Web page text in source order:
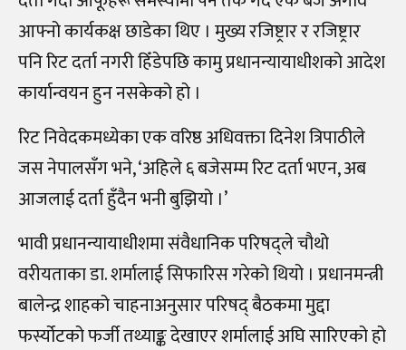
आफ्नो कार्यकक्ष छाडेका थिए । मुख्य रजिष्ट्रार र रजिष्ट्रार
पनि रिट दर्ता नगरी हिँडेपछि कामु प्रधानन्यायाधीशको आदेश
कार्यान्वयन हुन नसकेको हो ।
रिट निवेदकमध्येका एक वरिष्ठ अधिवक्ता दिनेश त्रिपाठीले
जस नेपालसँग भने, ‘अहिले ६ बजेसम्म रिट दर्ता भएन, अब
आजलाई दर्ता हुँदैन भनी बुझियो ।’
भावी प्रधानन्यायाधीशमा संवैधानिक परिषद्‌ले चौथो
वरीयताका डा. शर्मालाई सिफारिस गरेको थियो । प्रधानमन्त्री
बालेन्द्र शाहको चाहनाअनुसार परिषद्‌ बैठकमा मुद्दा
फर्स्योटको फर्जी तथ्याङ्क देखाएर शर्मालाई अघि सारिएको हो